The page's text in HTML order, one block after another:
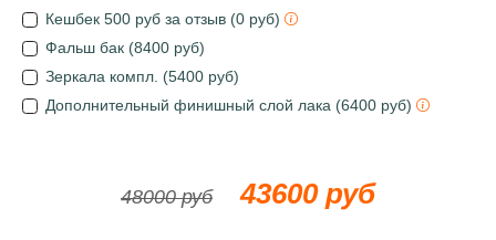
Кешбек 500 руб за отзыв (0 руб)
Фальш бак (8400 руб)
Зеркала компл. (5400 руб)
Дополнительный финишный слой лака (6400 руб)
48000 руб 43600 руб